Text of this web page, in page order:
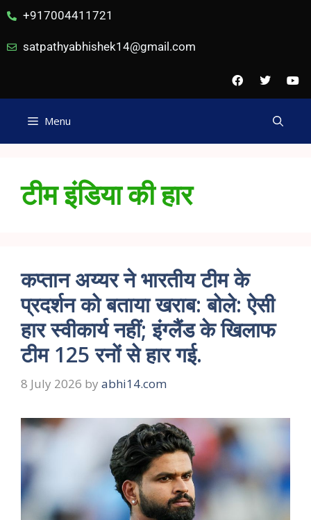
+917004411721
satpathyabhishek14@gmail.com
Menu
टीम इंडिया की हार
कप्तान अय्यर ने भारतीय टीम के
प्रदर्शन को बताया खराब: बोले: ऐसी
हार स्वीकार्य नहीं; इंग्लैंड के खिलाफ
टीम 125 रनों से हार गई.
8 July 2026 by abhi14.com